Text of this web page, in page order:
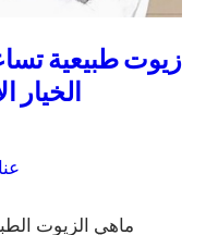
زيوت طبيعية
الخيار
ماهي الزيوت